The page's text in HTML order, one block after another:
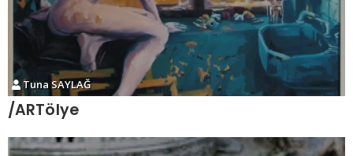
Tuna SAYLAĞ
/ARTölye